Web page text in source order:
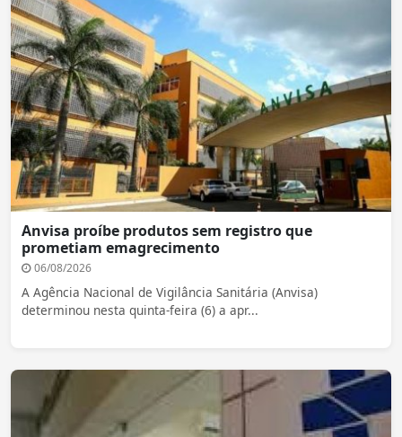
Anvisa proíbe produtos sem registro que
prometiam emagrecimento
06/08/2026
A Agência Nacional de Vigilância Sanitária (Anvisa)
determinou nesta quinta-feira (6) a apr...